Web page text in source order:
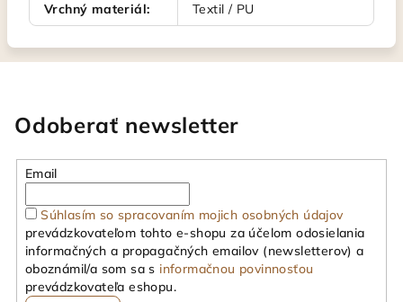
Vrchný materiál: Textil / PU
Odoberať newsletter
Email
Súhlasím so spracovaním mojich osobných údajov
prevádzkovateľom tohto e-shopu za účelom odosielania
informačných a propagačných emailov (newsletterov) a
oboznámil/a som sa s informačnou povinnosťou
prevádzkovateľa eshopu.